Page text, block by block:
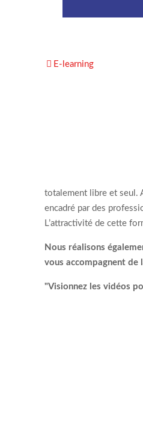
E-learning
totalement libre et seul.
encadré par des
L’attractivité de cette
Nous réalisons
vous accompagnent de
"Visionnez les vidéos